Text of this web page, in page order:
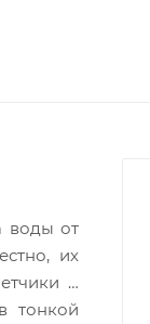
воды от
их
и
тонкой